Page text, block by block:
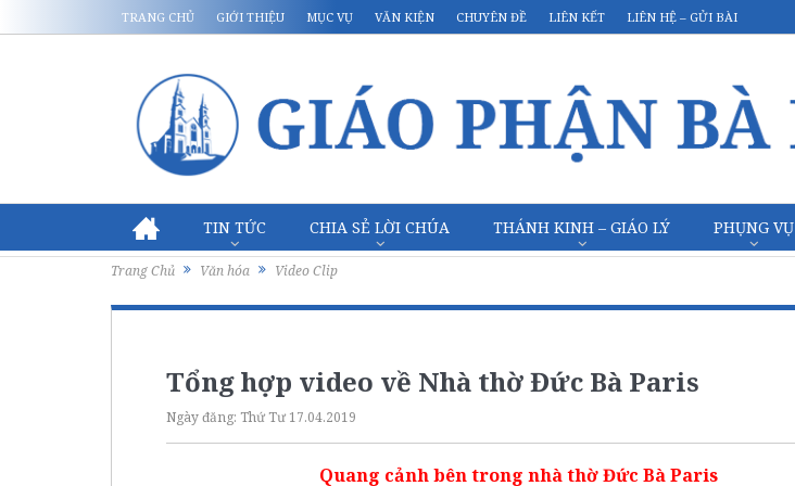
TRANG CHỦ GIỚI THIỆU MỤC VỤ VĂN KIỆN CHUYÊN ĐỀ LIÊN KẾT LIÊN HỆ – GỬI BÀI
TIN TỨC CHIA SẺ LỜI CHÚA THÁNH KINH – GIÁO LÝ PHỤNG VỤ
Trang Chủ Văn hóa Video Clip
Tổng hợp video về Nhà thờ Đức Bà Paris
Ngày đăng: Thứ Tư 17.04.2019
Quang cảnh bên trong nhà thờ Đức Bà Paris